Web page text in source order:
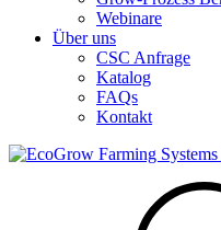
Webinare
Über uns
CSC Anfrage
Katalog
FAQs
Kontakt